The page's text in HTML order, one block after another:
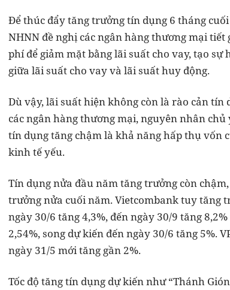
Để thúc đẩy tăng trưởng tín dụng 6 tháng
NHNN đề nghị các ngân hàng thương mại tiết
phí để giảm mặt bằng lãi suất cho vay, tạo sự
giữa lãi suất cho vay và lãi suất huy động.
Dù vậy, lãi suất hiện không còn là rào cản tín
các ngân hàng thương mại, nguyên nhân chủ
tín dụng tăng chậm là khả năng hấp thụ vốn
kinh tế yếu.
Tín dụng nửa đầu năm tăng trưởng còn
trưởng nửa cuối năm. Vietcombank tuy tăng
ngày 30/6 tăng 4,3%, đến ngày 30/9 tăng
2,54%, song dự kiến đến ngày 30/6 tăng 5%.
ngày 31/5 mới tăng gần 2%.
Tốc độ tăng tín dụng dự kiến như “Thánh